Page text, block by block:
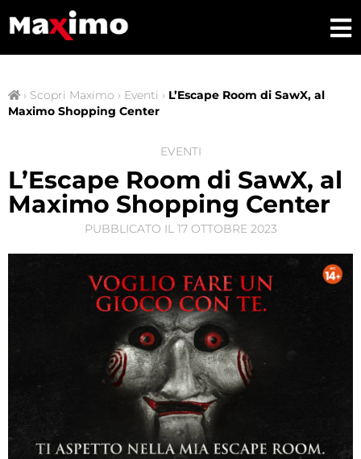
› Scopri Maximo › Eventi › L’Escape Room di SawX, al
Maximo Shopping Center
EVENTI
L’Escape Room di SawX, al
Maximo Shopping Center
PUBBLICATO IL 17 OTTOBRE 2023